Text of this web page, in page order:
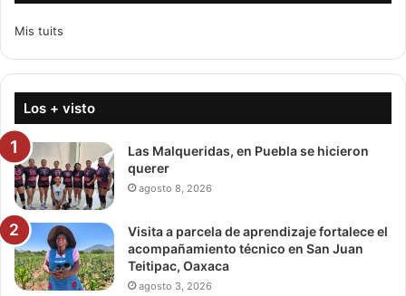
Mis tuits
Los + visto
Las Malqueridas, en Puebla se hicieron
querer
agosto 8, 2026
Visita a parcela de aprendizaje fortalece el
acompañamiento técnico en San Juan
Teitipac, Oaxaca
agosto 3, 2026